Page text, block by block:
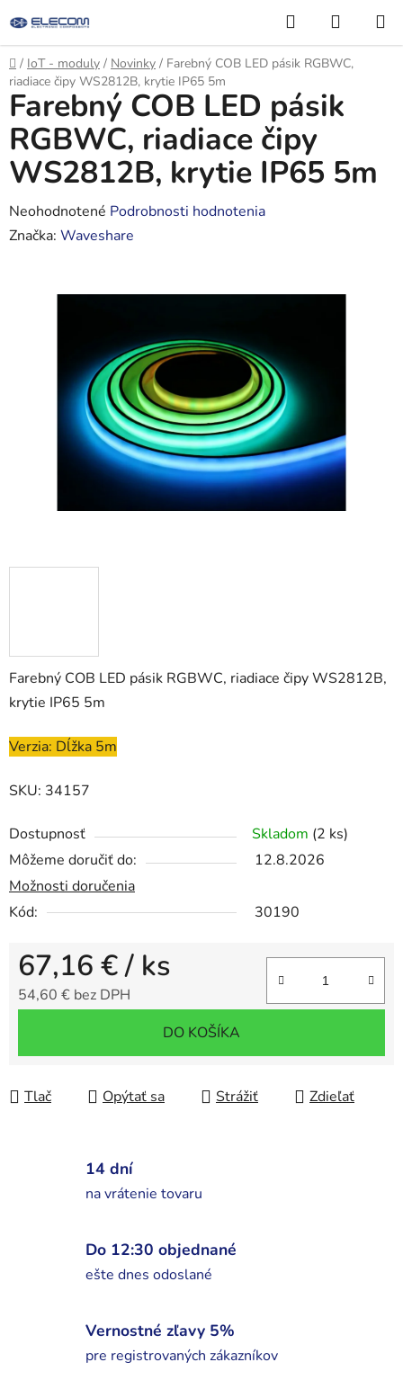
na
obsah
Hľadať
KOŠÍK
Domov
/ IoT - moduly / Novinky / Farebný COB LED pásik RGBWC,
riadiace čipy WS2812B, krytie IP65 5m
Farebný COB LED pásik RGBWC, riadiace čipy WS2812B,
krytie IP65 5m
Verzia: Dĺžka 5m
SKU: 34157
Dostupnosť Skladom (2 ks)
Môžeme doručiť do:
12.8.2026
Možnosti doručenia
Kód:
30190
67,16 €/ ks
54,60 € bez DPH
DO KOŠÍKA
Tlač Opýtať sa Strážiť Zdieľať
Farebný COB LED pásik
RGBWC, riadiace čipy
WS2812B, krytie IP65 5m
Priemerné
hodnotenie
hviezdičiek.
Neohodnotené Podrobnosti hodnotenia
Značka: Waveshare
14 dní
na vrátenie tovaru
Do 12:30 objednané
ešte dnes odoslané
Vernostné zľavy 5%
pre registrovaných zákazníkov